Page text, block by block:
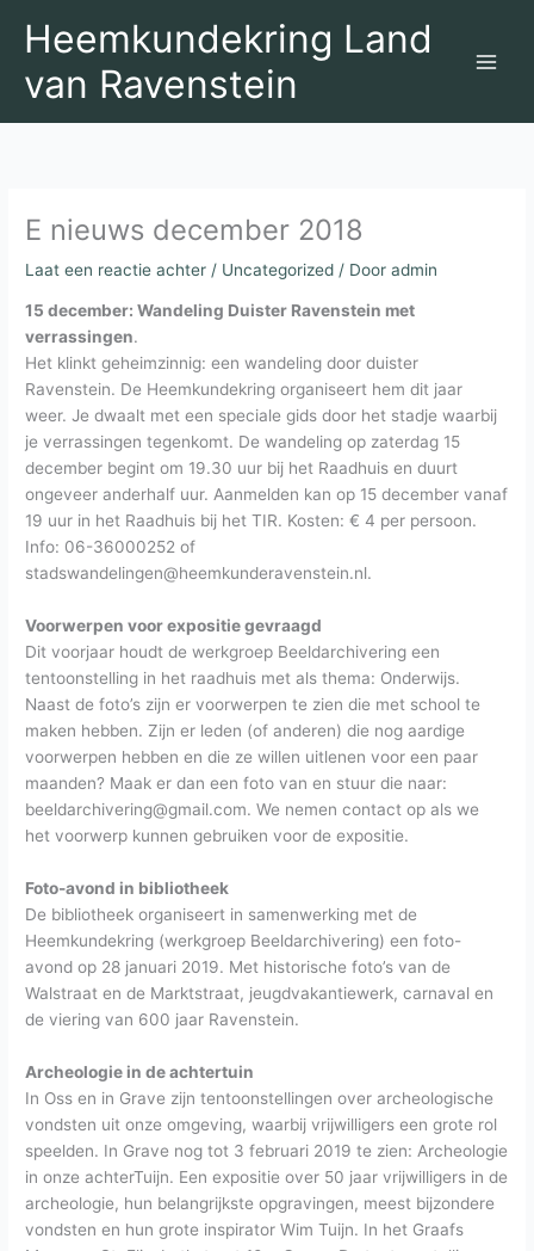
naar
inhoud
Heemkundekring Land
van Ravenstein
E nieuws december 2018
Laat een reactie achter / Uncategorized / Dooradmin
15 december: Wandeling Duister Ravenstein met
verrassingen.
Het klinkt geheimzinnig: een wandeling door duister
Ravenstein. De Heemkundekring organiseert hem dit jaar
weer. Je dwaalt met een speciale gids door het stadje waarbij
je verrassingen tegenkomt. De wandeling op zaterdag 15
december begint om 19.30 uur bij het Raadhuis en duurt
ongeveer anderhalf uur. Aanmelden kan op 15 december vanaf
19 uur in het Raadhuis bij het TIR. Kosten: € 4 per persoon.
Info: 06-36000252 of
stadswandelingen@heemkunderavenstein.nl.
Voorwerpen voor expositie gevraagd
Dit voorjaar houdt de werkgroep Beeldarchivering een
tentoonstelling in het raadhuis met als thema: Onderwijs.
Naast de foto’s zijn er voorwerpen te zien die met school te
maken hebben. Zijn er leden (of anderen) die nog aardige
voorwerpen hebben en die ze willen uitlenen voor een paar
maanden? Maak er dan een foto van en stuur die naar:
beeldarchivering@gmail.com. We nemen contact op als we
het voorwerp kunnen gebruiken voor de expositie.
Foto-avond in bibliotheek
De bibliotheek organiseert in samenwerking met de
Heemkundekring (werkgroep Beeldarchivering) een foto-
avond op 28 januari 2019. Met historische foto’s van de
Walstraat en de Marktstraat, jeugdvakantiewerk, carnaval en
de viering van 600 jaar Ravenstein.
Archeologie in de achtertuin
In Oss en in Grave zijn tentoonstellingen over archeologische
vondsten uit onze omgeving, waarbij vrijwilligers een grote rol
speelden. In Grave nog tot 3 februari 2019 te zien: Archeologie
in onze achterTuijn. Een expositie over 50 jaar vrijwilligers in de
archeologie, hun belangrijkste opgravingen, meest bijzondere
vondsten en hun grote inspirator Wim Tuijn. In het Graafs